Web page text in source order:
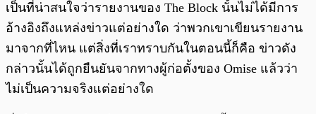
เป็นที่น่าสนใจว่ารายงานของ The Block นั้นไม่ได้มีการ
อ้างอิงถึงแหล่งข่าวแต่อย่างใด ว่าพวกเขาเขียนรายงาน
มาจากที่ไหน แต่สิ่งที่เราทราบกันในตอนนี้ก็คือ ข่าวดัง
กล่าวนั้นได้ถูกยืนยันจากทางผู้ก่อตั้งของ Omise แล้วว่า
ไม่เป็นความจริงแต่อย่างใด